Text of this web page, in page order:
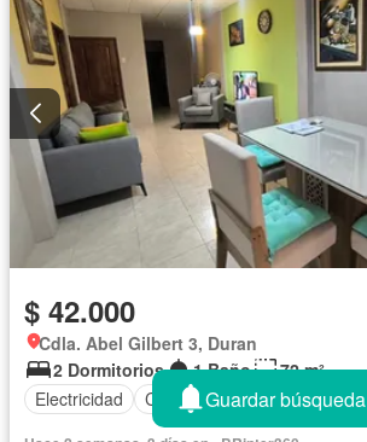
$ 42.000
Cdla. Abel Gilbert 3, Duran
2 Dormitorios
1 Baño
72 m²
Electricidad
Cocina equipada Agua
Guardar búsqueda